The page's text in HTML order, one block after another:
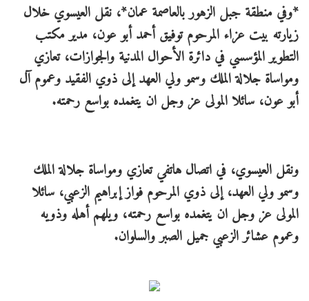
*وفي منطقة جبل الزهور بالعاصمة عمان*، نقل العيسوي خلال
زيارته بيت عزاء المرحوم توفيق أحمد أبو عون، مدير مكتب
التطوير المؤسسي في دائرة الأحوال المدنية والجوازات، تعازي
ومواساة جلالة الملك وسمو ولي العهد إلى ذوي الفقيد وعموم آل
أبو عون، سائلا المولى عز وجل ان يتغمده بواسع رحمته.
ونقل العيسوي، في اتصال هاتفي تعازي ومواساة جلالة الملك
وسمو ولي العهد، إلى ذوي المرحوم فواز إبراهيم الزعبي، سائلا
المولى عز وجل ان يتغمده بواسع رحمته، ويلهم أهله وذويه
وعموم عشائر الزعبي جميل الصبر والسلوان.